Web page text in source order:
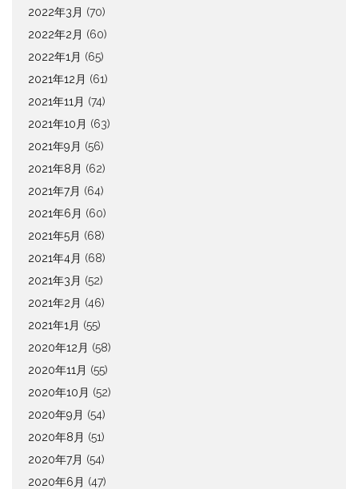
2022年3月 (70)
2022年2月 (60)
2022年1月 (65)
2021年12月 (61)
2021年11月 (74)
2021年10月 (63)
2021年9月 (56)
2021年8月 (62)
2021年7月 (64)
2021年6月 (60)
2021年5月 (68)
2021年4月 (68)
2021年3月 (52)
2021年2月 (46)
2021年1月 (55)
2020年12月 (58)
2020年11月 (55)
2020年10月 (52)
2020年9月 (54)
2020年8月 (51)
2020年7月 (54)
2020年6月 (47)